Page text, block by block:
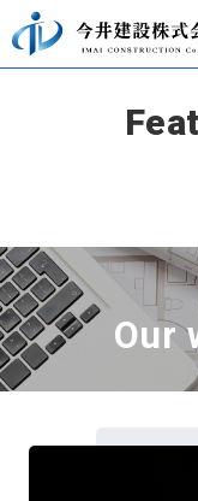
社員インタビュ
当社の特徴
募集要項
施工実績
Our